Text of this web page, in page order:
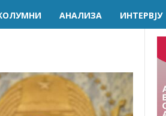
AНАЛИЗА ИНТЕРВЈУ